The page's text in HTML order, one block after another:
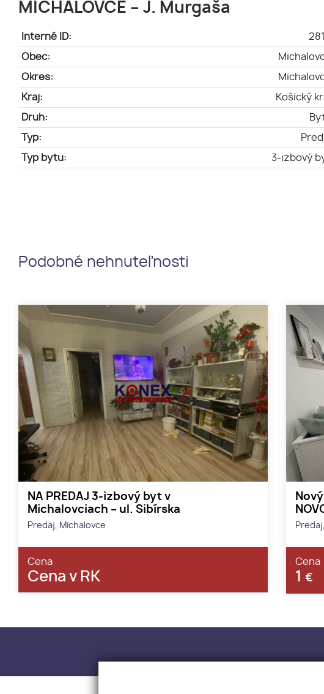
MICHALOVCE – J. Murgaša
Interné ID:
Obec:
Okres:
Kraj: Košický
Druh:
Typ:
Typ bytu: 3-izbový
Podobné nehnuteľnosti
NA PREDAJ 3-izbový byt v
Michalovciach – ul. Sibírska
Predaj, Michalovce
Cena
Cena v RK
Cena
1 €